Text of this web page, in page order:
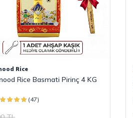
Rice
Rice Basmati Pirinç 4 KG
(47)